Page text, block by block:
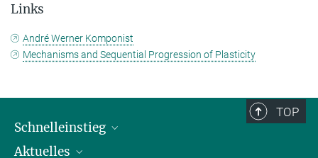
Links
André Werner Komponist
Mechanisms and Sequential Progression of Plasticity
TOP
Schnelleinstieg
Personen
Aktuelles